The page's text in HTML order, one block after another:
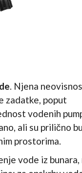
. Njena
zadatke, poput
vodenih
ali su prilično
prostorima.
vode iz